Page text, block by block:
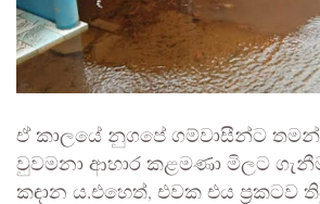
ඒ කාලයේ නුගපේ ගම්වාසීන්ට
වුවමනා ආහාර කළමණා මිලට
කඳාන ය.එහෙත්, එවක එය ප්‍රකටව